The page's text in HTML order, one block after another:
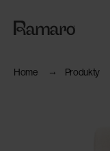
Home Produkty